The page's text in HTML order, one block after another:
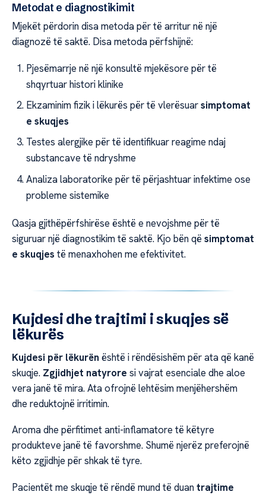
Metodat e diagnostikimit
Mjekët përdorin disa metoda për të arritur në një
diagnozë të saktë. Disa metoda përfshijnë:
Pjesëmarrje në një konsultë mjekësore për të
shqyrtuar histori klinike
Ekzaminim fizik i lëkurës për të vlerësuarsimptomat
e skuqjes
Testes alergjike për të identifikuar reagime ndaj
substancave të ndryshme
Analiza laboratorike për të përjashtuar infektime ose
probleme sistemike
Qasja gjithëpërfshirëse është e nevojshme për të
siguruar një diagnostikim të saktë. Kjo bën që simptomat
e skuqjes të menaxhohen me efektivitet.
Kujdesi dhe trajtimi i skuqjes së
lëkurës
Kujdesi për lëkurën është i rëndësishëm për ata që kanë
skuqje. Zgjidhjet natyrore si vajrat esenciale dhe aloe
vera janë të mira. Ata ofrojnë lehtësim menjëhershëm
dhe reduktojnë irritimin.
Aroma dhe përfitimet anti-inflamatore të këtyre
produkteve janë të favorshme. Shumë njerëz preferojnë
këto zgjidhje për shkak të tyre.
Pacientët me skuqje të rëndë mund të duantrajtime